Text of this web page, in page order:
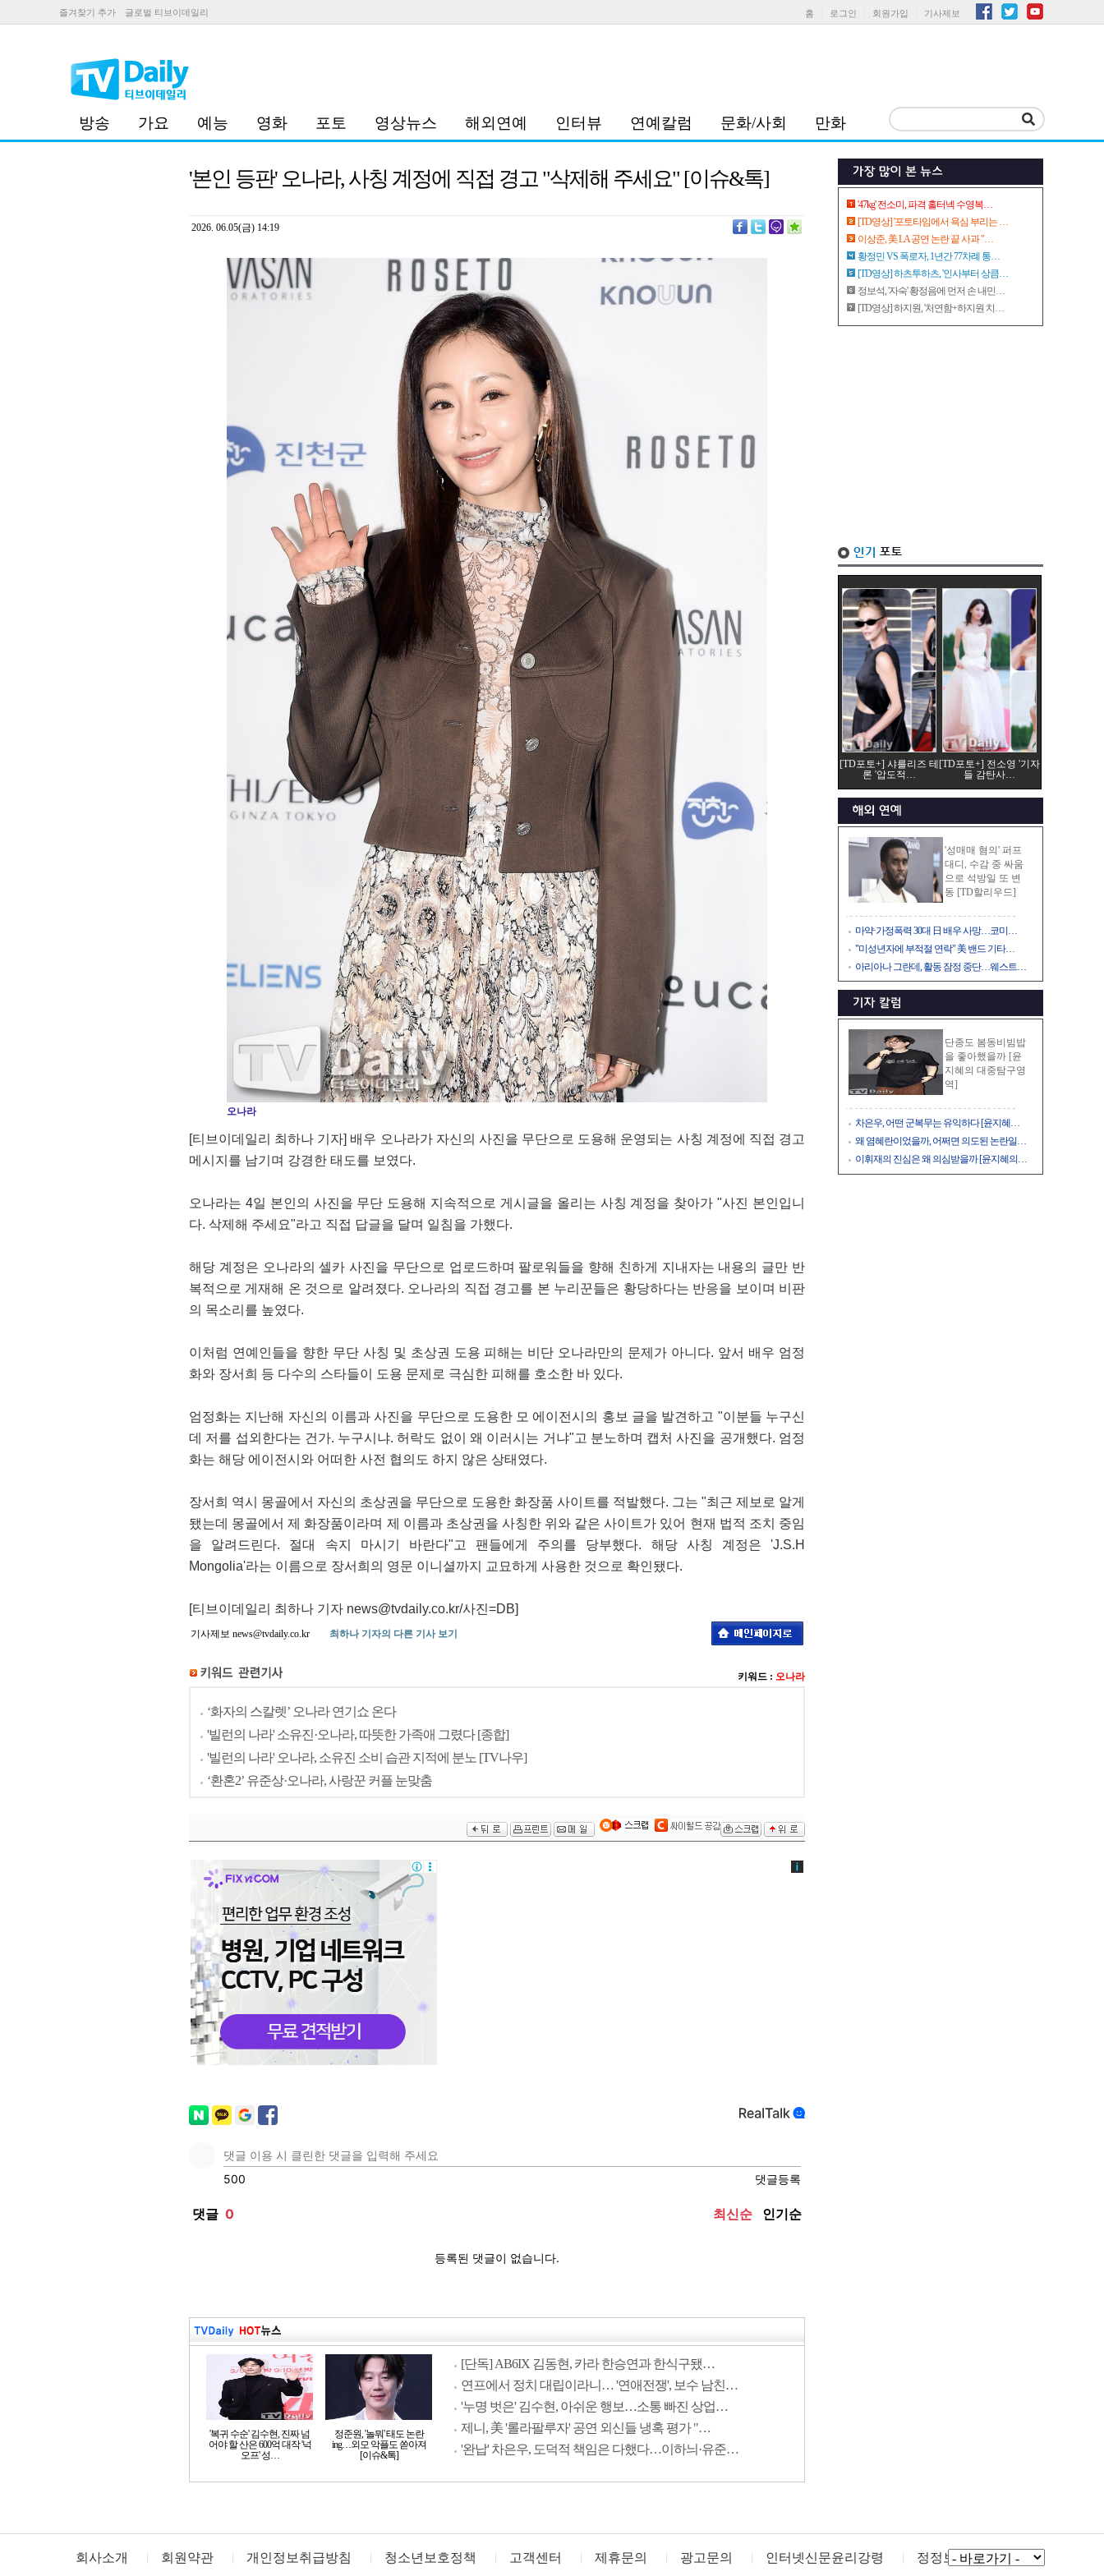
즐겨찾기 추가 글로벌 티브이데일리 홈 로그인 회원가입 기사제보
방송 가요 예능 영화 포토 영상뉴스 해외연예 인터뷰 연예칼럼 문화/사회 만화
'본인 등판' 오나라, 사칭 계정에 직접 경고 "삭제해 주세요" [이슈&톡]
2026. 06.05(금) 14:19
오나라
[티브이데일리 최하나 기자] 배우 오나라가 자신의 사진을 무단으로 도용해 운영되는 사칭 계정에 직접 경고
메시지를 남기며 강경한 태도를 보였다.
오나라는 4일 본인의 사진을 무단 도용해 지속적으로 게시글을 올리는 사칭 계정을 찾아가 "사진 본인입니
다. 삭제해 주세요"라고 직접 답글을 달며 일침을 가했다.
해당 계정은 오나라의 셀카 사진을 무단으로 업로드하며 팔로워들을 향해 친하게 지내자는 내용의 글만 반
복적으로 게재해 온 것으로 알려졌다. 오나라의 직접 경고를 본 누리꾼들은 황당하다는 반응을 보이며 비판
의 목소리를 높였다.
이처럼 연예인들을 향한 무단 사칭 및 초상권 도용 피해는 비단 오나라만의 문제가 아니다. 앞서 배우 엄정
화와 장서희 등 다수의 스타들이 도용 문제로 극심한 피해를 호소한 바 있다.
엄정화는 지난해 자신의 이름과 사진을 무단으로 도용한 모 에이전시의 홍보 글을 발견하고 "이분들 누구신
데 저를 섭외한다는 건가. 누구시냐. 허락도 없이 왜 이러시는 거냐"고 분노하며 캡처 사진을 공개했다. 엄정
화는 해당 에이전시와 어떠한 사전 협의도 하지 않은 상태였다.
장서희 역시 몽골에서 자신의 초상권을 무단으로 도용한 화장품 사이트를 적발했다. 그는 "최근 제보로 알게
됐는데 몽골에서 제 화장품이라며 제 이름과 초상권을 사칭한 위와 같은 사이트가 있어 현재 법적 조치 중임
을 알려드린다. 절대 속지 마시기 바란다"고 팬들에게 주의를 당부했다. 해당 사칭 계정은 'J.S.H
Mongolia'라는 이름으로 장서희의 영문 이니셜까지 교묘하게 사용한 것으로 확인됐다.
[티브이데일리 최하나 기자 news@tvdaily.co.kr/사진=DB]
기사제보 news@tvdaily.co.kr 최하나 기자의 다른 기사 보기
키워드 : 오나라
‘화자의 스칼렛’ 오나라 연기쇼 온다
'빌런의 나라' 소유진·오나라, 따뜻한 가족애 그렸다 [종합]
'빌런의 나라' 오나라, 소유진 소비 습관 지적에 분노 [TV나우]
‘환혼2’ 유준상·오나라, 사랑꾼 커플 눈맞춤
'복귀 수순' 김수현, 진짜 넘
어야 할 산은 600억 대작 '넉
오프' 성…
정준원, '놀뭐' 태도 논란
ing…외모 악플도 쏟아져
[이슈&톡]
[단독] AB6IX 김동현, 카라 한승연과 한식구됐…
연프에서 정치 대립이라니… '연애전쟁', 보수 남친…
'누명 벗은' 김수현, 아쉬운 행보…소통 빠진 상업…
제니, 美 '롤라팔루자' 공연 외신들 냉혹 평가 "…
'완납' 차은우, 도덕적 책임은 다했다…이하늬·유준…
'47kg' 전소미, 파격 홀터넥 수영복…
[TD영상] '포토타임에서 욕심 부리는 …
이상준, 美 LA 공연 논란 끝 사과 "…
황정민 VS 폭로자, 1년간 77차례 통…
[TD영상] 하츠투하츠, '인사부터 상큼…
정보석, '자숙' 황정음에 먼저 손 내민…
[TD영상] 하지원, '처연함+하지원 치…
[TD포토+] 샤를리즈 테
론 '압도적…
[TD포토+] 전소영 '기자
들 감탄사…
'성매매 혐의' 퍼프
대디, 수감 중 싸움
으로 석방일 또 변
동 [TD할리우드]
마약·가정폭력 30대 日 배우 사망…코미…
"미성년자에 부적절 연락" 美 밴드 기타…
아리아나 그란데, 활동 잠정 중단…웨스트…
단종도 봄동비빔밥
을 좋아했을까 [윤
지혜의 대중탐구영
역]
차은우, 어떤 군복무는 유익하다 [윤지혜…
왜 염혜란이었을까, 어쩌면 의도된 논란일…
이휘재의 진심은 왜 의심받을까 [윤지혜의…
회사소개 회원약관 개인정보취급방침 청소년보호정책 고객센터 제휴문의 광고문의 인터넷신문윤리강령 정정보도